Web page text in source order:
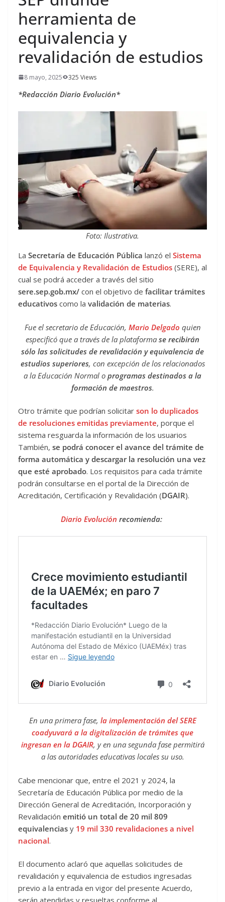
herramienta de
equivalencia y
revalidación de estudios
8 mayo, 2025 325 Views
*Redacción Diario Evolución*
Foto: Ilustrativa.
La Secretaría de Educación Pública lanzó el Sistema
de Equivalencia y Revalidación de Estudios (SERE), al
cual se podrá acceder a través del sitio
sere.sep.gob.mx/ con el objetivo de facilitar trámites
educativos como la validación de materias.
Fue el secretario de Educación, Mario Delgado quien
especificó que a través de la plataforma se recibirán
sólo las solicitudes de revalidación y equivalencia de
estudios superiores, con excepción de los relacionados
a la Educación Normal o programas destinados a la
formación de maestros.
Otro trámite que podrían solicitar son lo duplicados
de resoluciones emitidas previamente, porque el
sistema resguarda la información de los usuarios
También, se podrá conocer el avance del trámite de
forma automática y descargar la resolución una vez
que esté aprobado. Los requisitos para cada trámite
podrán consultarse en el portal de la Dirección de
Acreditación, Certificación y Revalidación (DGAIR).
Diario Evolución recomienda:
En una primera fase, la implementación del SERE
coadyuvará a la digitalización de trámites que
ingresan en la DGAIR, y en una segunda fase permitirá
a las autoridades educativas locales su uso.
Cabe mencionar que, entre el 2021 y 2024, la
Secretaría de Educación Pública por medio de la
Dirección General de Acreditación, Incorporación y
Revalidación emitió un total de 20 mil 809
equivalencias y 19 mil 330 revalidaciones a nivel
nacional.
El documento aclaró que aquellas solicitudes de
revalidación y equivalencia de estudios ingresadas
previo a la entrada en vigor del presente Acuerdo,